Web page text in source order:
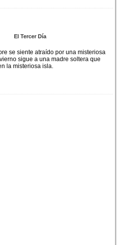
El Tercer Día
se siente atraído por una misteriosa
sigue a una madre soltera que
la misteriosa isla.